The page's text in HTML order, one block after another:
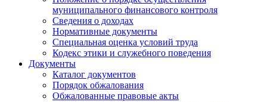
муниципального финансового контроля
Сведения о доходах
Нормативные документы
Специальная оценка условий труда
Кодекс этики и служебного поведения
Документы
Каталог документов
Порядок обжалования
Обжалованные правовые акты